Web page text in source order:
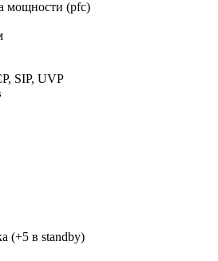
мощности (pfc)
SIP, UVP
(+5 в standby)